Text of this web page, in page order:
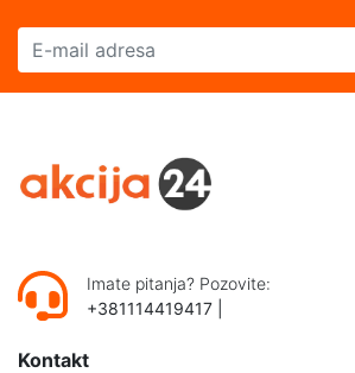
E-mail adresa
Imate pitanja? Pozovite:
+381114419417
Kontakt